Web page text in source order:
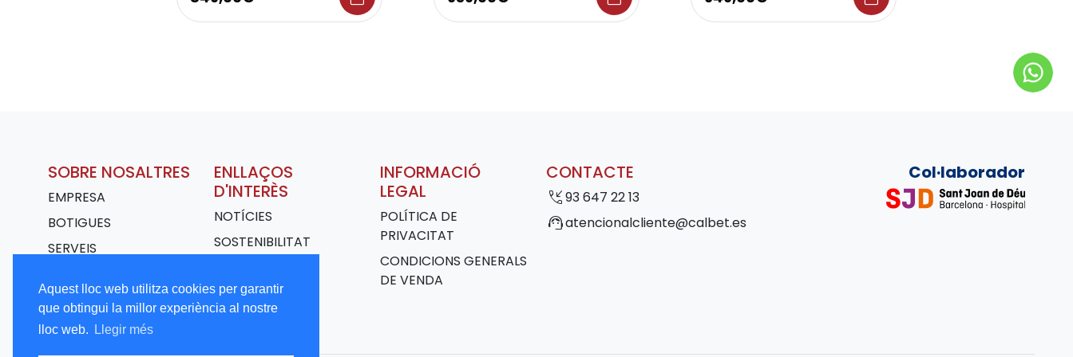
Aquest lloc web utilitza cookies per garantir
que obtingui la millor experiència al nostre
lloc web.
Llegir més
SOBRE NOSALTRES
EMPRESA
BOTIGUES
SERVEIS
TREBALLA AMB
NOSALTRES
ENLLAÇOS
D'INTERÈS
NOTÍCIES
SOSTENIBILITAT
INFORMACIÓ
LEGAL
POLÍTICA DE
PRIVACITAT
CONDICIONS GENERALS
DE VENDA
CONTACTE
phone_callback93 647 22 13
support_agentatencionalcliente@calbet.es
Col·laborador